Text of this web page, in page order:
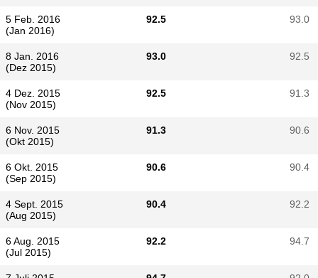
5 Feb. 2016
(Jan 2016)
92.5 93.0
8 Jan. 2016
(Dez 2015)
93.0 92.5
4 Dez. 2015
(Nov 2015)
92.5 91.3
6 Nov. 2015
(Okt 2015)
91.3 90.6
6 Okt. 2015
(Sep 2015)
90.6 90.4
4 Sept. 2015
(Aug 2015)
90.4 92.2
6 Aug. 2015
(Jul 2015)
92.2 94.7